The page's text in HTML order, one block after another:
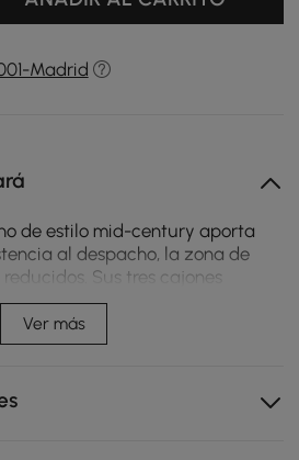
Madrid
de estilo mid-century aporta
al despacho, la zona de
Sus tres cajones
de trabajo bien
sus líneas limpias crean un
para trabajar o estudiar.
de fresno ofrecen un soporte
el uso diario, realzado por su
Ver más